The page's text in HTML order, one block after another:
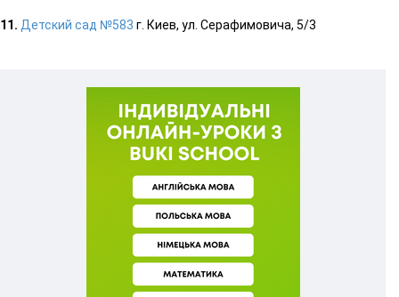
11. Детский сад №583 г. Киев, ул. Серафимовича, 5/3